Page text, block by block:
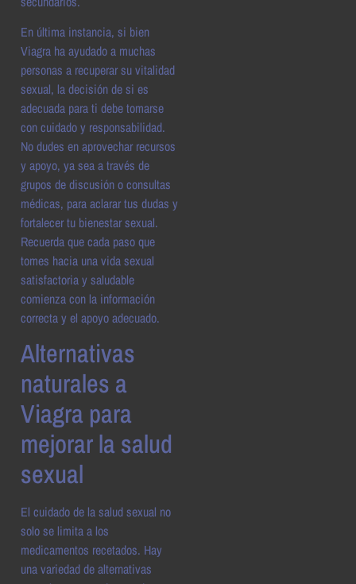
En última instancia, si bien
Viagra ha ayudado a muchas
personas a recuperar su vitalidad
sexual, la decisión de si es
adecuada para ti debe tomarse
con cuidado y responsabilidad.
No dudes en aprovechar recursos
y apoyo, ya sea a través de
grupos de discusión o consultas
médicas, para aclarar tus dudas y
fortalecer tu bienestar sexual.
Recuerda que cada paso que
tomes hacia una vida sexual
satisfactoria y saludable
comienza con la información
correcta y el apoyo adecuado.
Alternativas
naturales a
Viagra para
mejorar la salud
sexual
El cuidado de la salud sexual no
solo se limita a los
medicamentos recetados. Hay
una variedad de alternativas